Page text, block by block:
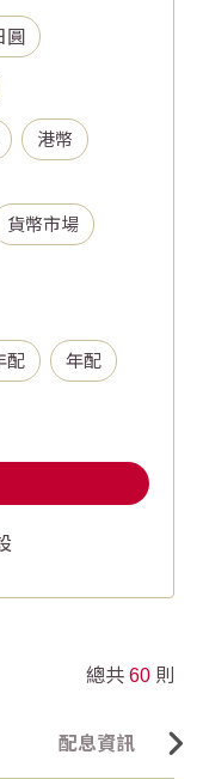
圓
港幣
貨幣市場
配 年配
總共 60 則
配息資訊